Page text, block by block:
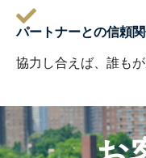
パートナーとの信頼
協力し合えば、誰も